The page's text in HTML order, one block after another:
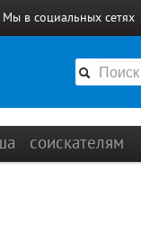
Мы в социальных сетях
соискателям